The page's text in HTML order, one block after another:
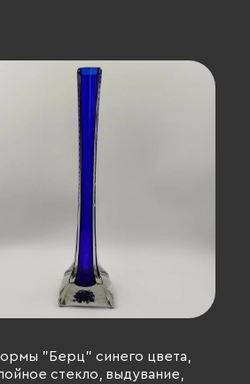
"Берц" синего цвета,
стекло, выдувание,